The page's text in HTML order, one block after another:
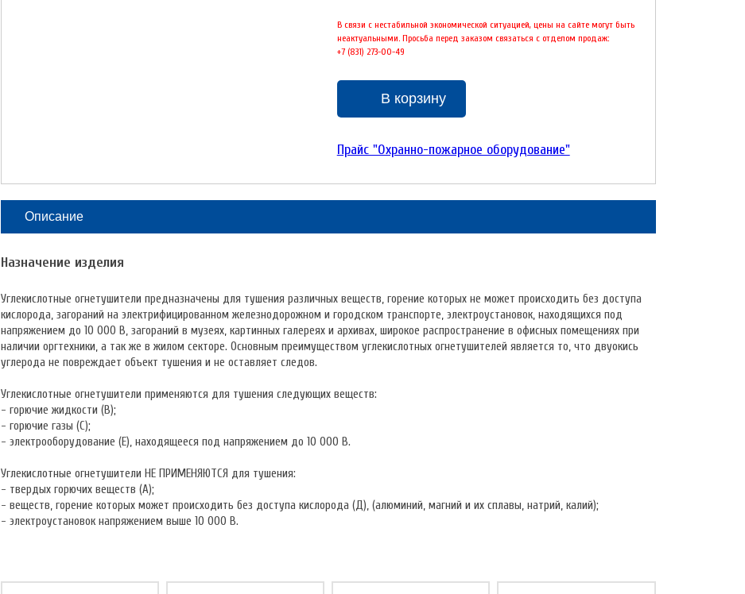
В связи с нестабильной экономической ситуацией, цены на сайте могут быть
неактуальными. Просьба перед заказом связаться с отделом продаж:
+7 (831) 273-00-49
В корзину
Прайс "Охранно-пожарное оборудование"
Описание
Назначение изделия
Углекислотные огнетушители предназначены для тушения различных веществ, горение которых не может происходить без доступа
кислорода, загораний на электрифицированном железнодорожном и городском транспорте, электроустановок, находящихся под
напряжением до 10 000 В, загораний в музеях, картинных галереях и архивах, широкое распространение в офисных помещениях при
наличии оргтехники, а так же в жилом секторе. Основным преимуществом углекислотных огнетушителей является то, что двуокись
углерода не повреждает объект тушения и не оставляет следов.
Углекислотные огнетушители применяются для тушения следующих веществ:
- горючие жидкости (В);
- горючие газы (С);
- электрооборудование (Е), находящееся под напряжением до 10 000 В.
Углекислотные огнетушители НЕ ПРИМЕНЯЮТСЯ для тушения:
- твердых горючих веществ (А);
- веществ, горение которых может происходить без доступа кислорода (Д), (алюминий, магний и их сплавы, натрий, калий);
- электроустановок напряжением выше 10 000 В.